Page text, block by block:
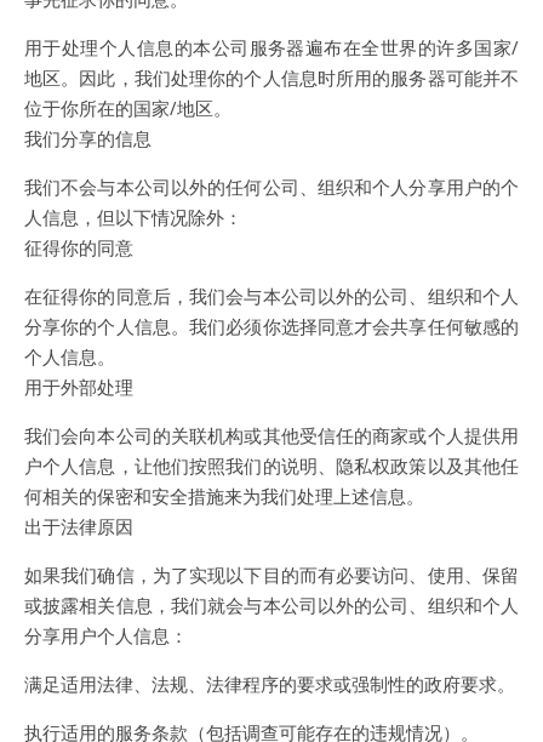
用于处理个人信息的本公司服务器遍布在全世界的许多国家/
地区。因此，我们处理你的个人信息时所用的服务器可能并不
位于你所在的国家/地区。
我们分享的信息
我们不会与本公司以外的任何公司、组织和个人分享用户的个
人信息，但以下情况除外：
征得你的同意
在征得你的同意后，我们会与本公司以外的公司、组织和个人
分享你的个人信息。我们必须你选择同意才会共享任何敏感的
个人信息。
用于外部处理
我们会向本公司的关联机构或其他受信任的商家或个人提供用
户个人信息，让他们按照我们的说明、隐私权政策以及其他任
何相关的保密和安全措施来为我们处理上述信息。
出于法律原因
如果我们确信，为了实现以下目的而有必要访问、使用、保留
或披露相关信息，我们就会与本公司以外的公司、组织和个人
分享用户个人信息：
满足适用法律、法规、法律程序的要求或强制性的政府要求。
执行适用的服务条款（包括调查可能存在的违规情况）。